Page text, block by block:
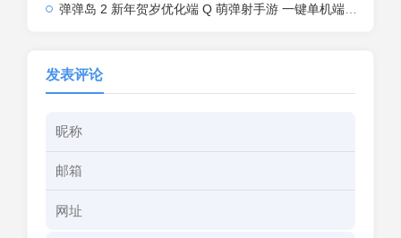
弹弹岛 2 新年贺岁优化端 Q 萌弹射手游 一键单机端 + Linux 手工端 + GM 后台 + 安卓 iOS 双端带教程
发表评论